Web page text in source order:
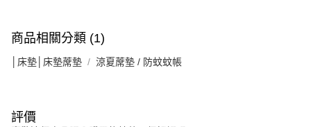
商品相關分類 (1)
│床墊│床墊蓆墊 涼夏蓆墊 / 防蚊蚊帳
評價